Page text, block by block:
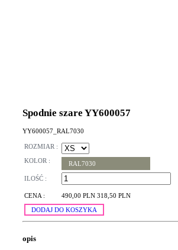
Spodnie szare YY600057
YY600057_RAL7030
ROZMIAR :
KOLOR :
RAL7030
ILOŚĆ :
CENA : 490,00 PLN 318,50 PLN
DODAJ DO KOSZYKA
opis